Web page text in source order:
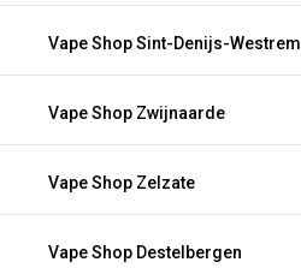
Vape Shop Sint-Denijs-Westrem
Vape Shop Zwijnaarde
Vape Shop Zelzate
Vape Shop Destelbergen